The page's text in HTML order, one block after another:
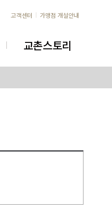
고객센터 가맹점 개설안내
교촌스토리